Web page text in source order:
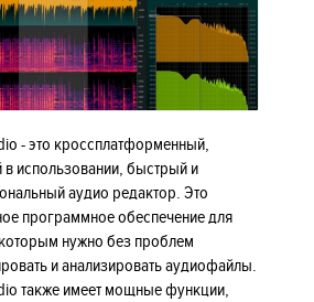
- это кроссплатформенный,
в использовании, быстрый и
аудио редактор. Это
программное обеспечение для
нужно без проблем
и анализировать аудиофайлы.
также имеет мощные функции,